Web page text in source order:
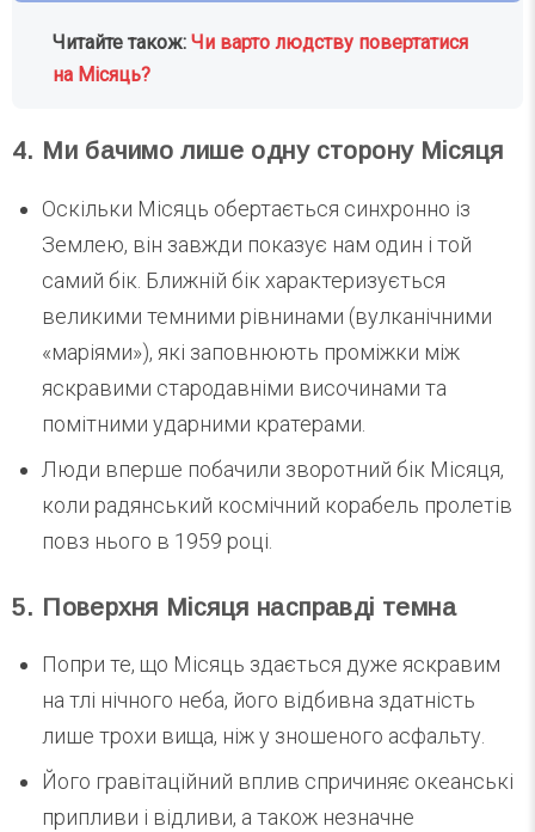
Читайте також:Чи варто людству повертатися
на Місяць?
4. Ми бачимо лише одну сторону Місяця
Оскільки Місяць обертається синхронно із
Землею, він завжди показує нам один і той
самий бік. Ближній бік характеризується
великими темними рівнинами (вулканічними
«маріями»), які заповнюють проміжки між
яскравими стародавніми височинами та
помітними ударними кратерами.
Люди вперше побачили зворотний бік Місяця,
коли радянський космічний корабель пролетів
повз нього в 1959 році.
5. Поверхня Місяця насправді темна
Попри те, що Місяць здається дуже яскравим
на тлі нічного неба, його відбивна здатність
лише трохи вища, ніж у зношеного асфальту.
Його гравітаційний вплив спричиняє океанські
припливи і відливи, а також незначне